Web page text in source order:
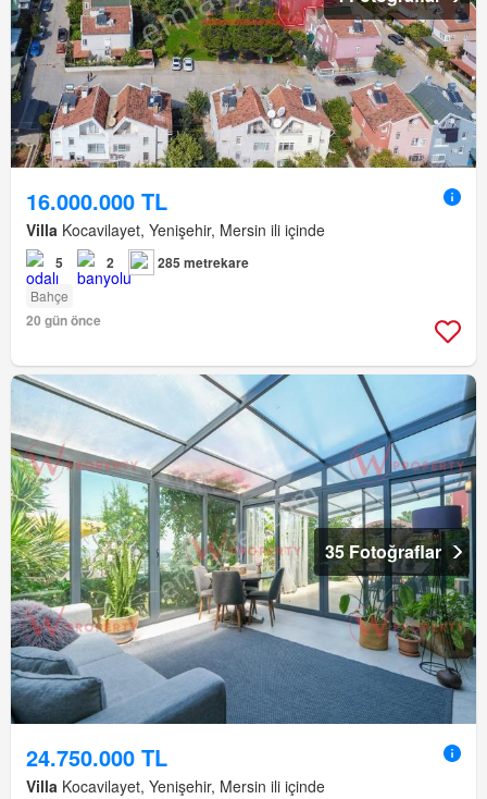
16.000.000 TL
Villa Kocavilayet, Yenişehir, Mersin ili içinde
5 2 285 metrekare
Bahçe
20 gün önce
35 Fotoğraflar
24.750.000 TL
Villa Kocavilayet, Yenişehir, Mersin ili içinde